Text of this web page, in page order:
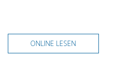
ONLINE LESEN